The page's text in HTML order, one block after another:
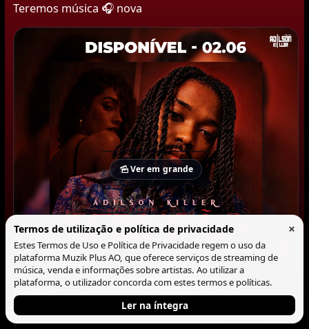
Teremos música 🎧 nova
Ver em grande
Termos de utilização e política de privacidade ×
Estes Termos de Uso e Política de Privacidade regem o uso da
plataforma Muzik Plus AO, que oferece serviços de streaming de
música, venda e informações sobre artistas. Ao utilizar a
plataforma, o utilizador concorda com estes termos e políticas.
Ler na íntegra